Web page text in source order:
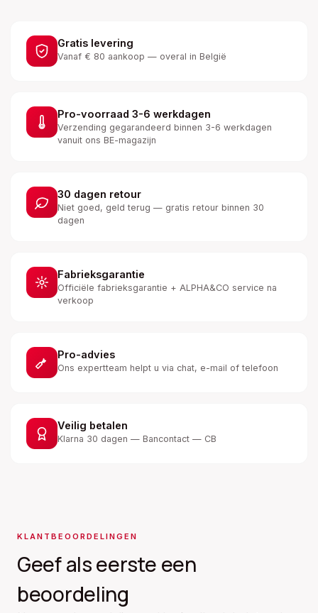
Gratis levering
Vanaf € 80 aankoop — overal in België
Pro-voorraad 3-6 werkdagen
Verzending gegarandeerd binnen 3-6 werkdagen
vanuit ons BE-magazijn
30 dagen retour
Niet goed, geld terug — gratis retour binnen 30
dagen
Fabrieksgarantie
Officiële fabrieksgarantie + ALPHA&CO service na
verkoop
Pro-advies
Ons expertteam helpt u via chat, e-mail of telefoon
Veilig betalen
Klarna 30 dagen — Bancontact — CB
KLANTBEOORDELINGEN
Geef als eerste een
beoordeling